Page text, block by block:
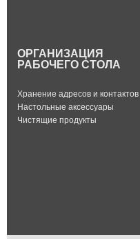
ОРГАНИЗАЦИЯ
РАБОЧЕГО СТОЛА
Хранение адресов и контактов
Настольные аксессуары
Чистящие продукты